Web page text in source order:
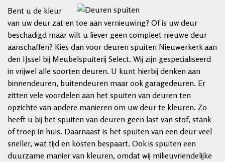
Bent u de kleur
van uw deur zat en toe aan vernieuwing? Of is uw deur
beschadigd maar wilt u liever geen compleet nieuwe deur
aanschaffen? Kies dan voor deuren spuiten Nieuwerkerk aan
den IJssel bij Meubelspuiterij Select. Wij zijn gespecialiseerd
in vrijwel alle soorten deuren. U kunt hierbij denken aan
binnendeuren, buitendeuren maar ook garagedeuren. Er
zitten vele voordelen aan het spuiten van deuren ten
opzichte van andere manieren om uw deur te kleuren. Zo
heeft u bij het spuiten van deuren geen last van stof, stank
of troep in huis. Daarnaast is het spuiten van een deur veel
sneller, wat tijd en kosten bespaart. Ook is spuiten een
duurzame manier van kleuren, omdat wij milieuvriendelijke